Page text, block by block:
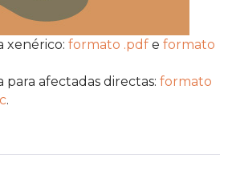
xenérico: formato .pdf e formato
para afectadas directas: formato
.